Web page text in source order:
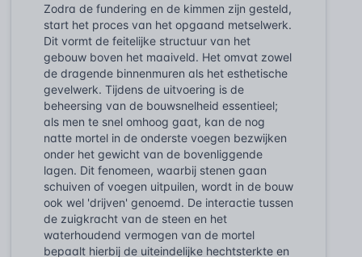
Zodra de fundering en de kimmen zijn gesteld,
start het proces van het opgaand metselwerk.
Dit vormt de feitelijke structuur van het
gebouw boven het maaiveld. Het omvat zowel
de dragende binnenmuren als het esthetische
gevelwerk. Tijdens de uitvoering is de
beheersing van de bouwsnelheid essentieel;
als men te snel omhoog gaat, kan de nog
natte mortel in de onderste voegen bezwijken
onder het gewicht van de bovenliggende
lagen. Dit fenomeen, waarbij stenen gaan
schuiven of voegen uitpuilen, wordt in de bouw
ook wel 'drijven' genoemd. De interactie tussen
de zuigkracht van de steen en het
waterhoudend vermogen van de mortel
bepaalt hierbij de uiteindelijke hechtsterkte en